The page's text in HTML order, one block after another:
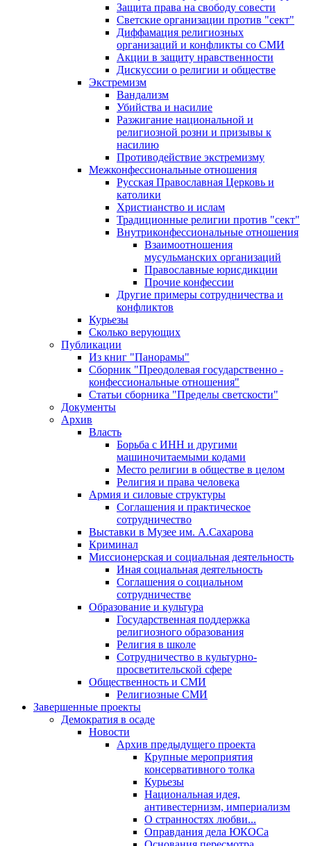
Защита права на свободу совести
Светские организации против "сект"
Диффамация религиозных
организаций и конфликты со СМИ
Акции в защиту нравственности
Дискуссии о религии и обществе
Экстремизм
Вандализм
Убийства и насилие
Разжигание национальной и
религиозной розни и призывы к
насилию
Противодействие экстремизму
Межконфессиональные отношения
Русская Православная Церковь и
католики
Христианство и ислам
Традиционные религии против "сект"
Внутриконфессиональные отношения
Взаимоотношения
мусульманских организаций
Православные юрисдикции
Прочие конфессии
Другие примеры сотрудничества и
конфликтов
Курьезы
Сколько верующих
Публикации
Из книг "Панорамы"
Сборник "Преодолевая государственно -
конфессиональные отношения"
Статьи сборника "Пределы светскости"
Документы
Архив
Власть
Борьба с ИНН и другими
машиночитаемыми кодами
Место религии в обществе в целом
Религия и права человека
Армия и силовые структуры
Соглашения и практическое
сотрудничество
Выставки в Музее им. А.Сахарова
Криминал
Миссионерская и социальная деятельность
Иная социальная деятельность
Соглашения о социальном
сотрудничестве
Образование и культура
Государственная поддержка
религиозного образования
Религия в школе
Сотрудничество в культурно-
просветительской сфере
Общественность и СМИ
Религиозные СМИ
Завершенные проекты
Демократия в осаде
Новости
Архив предыдущего проекта
Крупные мероприятия
консервативного толка
Курьезы
Национальная идея,
антивестернизм, империализм
О странностях любви...
Оправдания дела ЮКОСа